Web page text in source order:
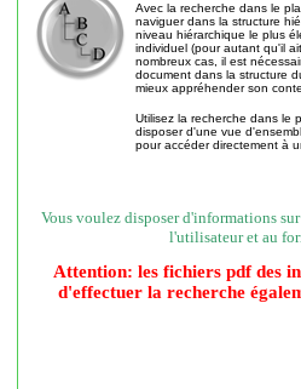
Avec la recherche dans le
naviguer dans la structure
niveau hiérarchique le plus
individuel (pour autant qu'il
nombreux cas, il est
document dans la structure
mieux appréhender son
Utilisez la recherche dans le
disposer d'une vue
pour accéder directement à
Vous voulez disposer d'informations
l'utilisateur et au
Attention: les fichiers pdf des
d'effectuer la recherche